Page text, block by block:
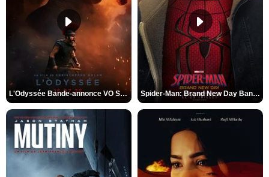
L'Odyssée Bande-annonce VO STFR Spider-Man: Brand New Day Bande-annonce VO STFR